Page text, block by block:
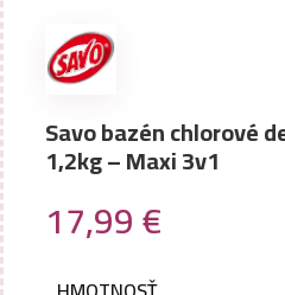
Savo bazén chlorové
1,2kg – Maxi 3v1
17,99€